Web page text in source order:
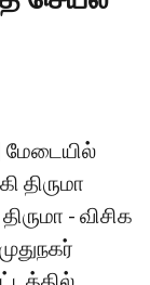
மேடையில்
திருமா
- விசிக